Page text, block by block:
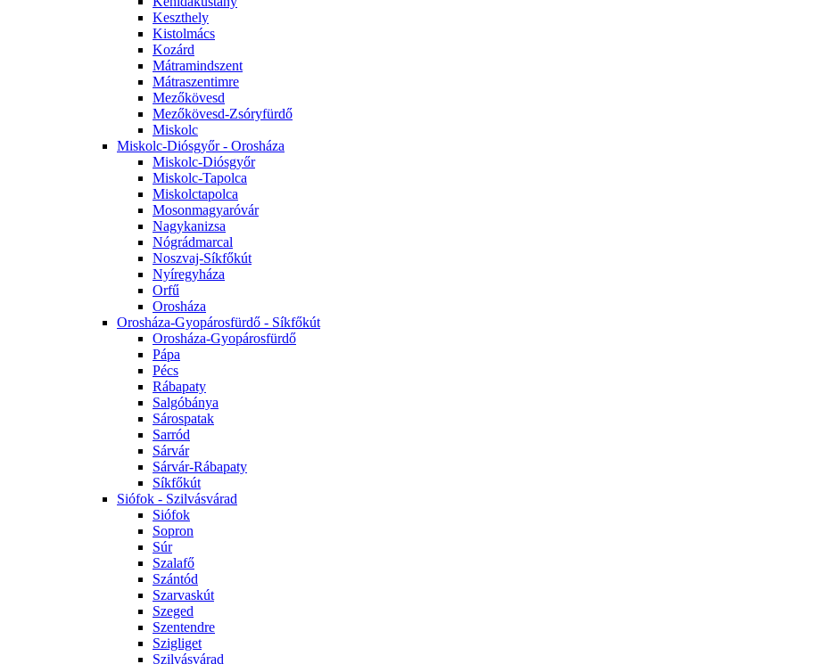
Keszthely
Kistolmács
Kozárd
Mátramindszent
Mátraszentimre
Mezőkövesd
Mezőkövesd-Zsóryfürdő
Miskolc
Miskolc-Diósgyőr - Orosháza
Miskolc-Diósgyőr
Miskolc-Tapolca
Miskolctapolca
Mosonmagyaróvár
Nagykanizsa
Nógrádmarcal
Noszvaj-Síkfőkút
Nyíregyháza
Orfű
Orosháza
Orosháza-Gyopárosfürdő - Síkfőkút
Orosháza-Gyopárosfürdő
Pápa
Pécs
Rábapaty
Salgóbánya
Sárospatak
Sarród
Sárvár
Sárvár-Rábapaty
Síkfőkút
Siófok - Szilvásvárad
Siófok
Sopron
Súr
Szalafő
Szántód
Szarvaskút
Szeged
Szentendre
Szigliget
Szilvásvárad